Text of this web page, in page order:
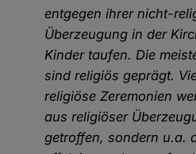
entgegen ihrer nicht-
Überzeugung in der
Kinder taufen. Die
sind religiös geprägt.
religiöse Zeremonien
aus religiöser
getroffen, sondern u.a.